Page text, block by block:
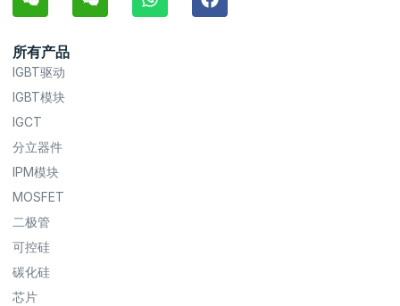
所有产品
IGBT驱动
IGBT模块
IGCT
分立器件
IPM模块
MOSFET
二极管
可控硅
碳化硅
芯片